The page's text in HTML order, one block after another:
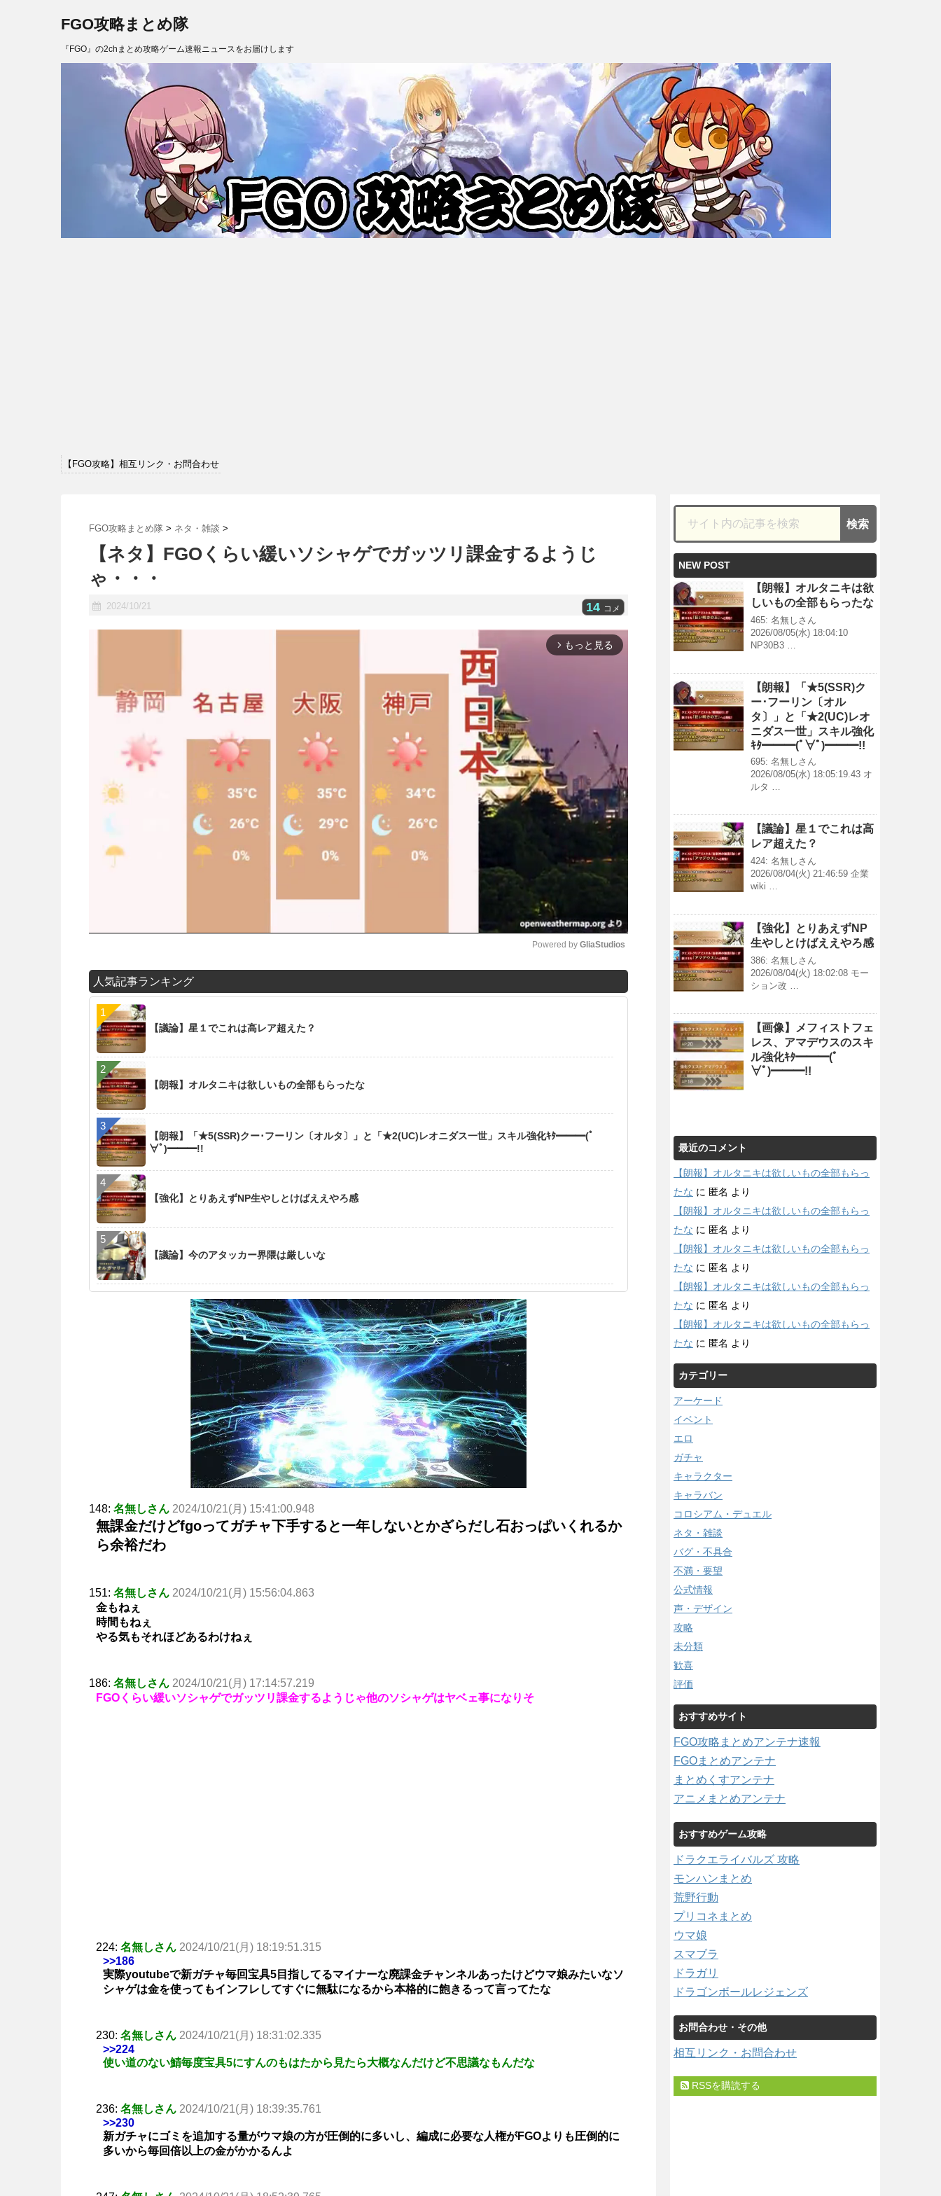
FGO攻略まとめ隊
『FGO』の2chまとめ攻略ゲーム速報ニュースをお届けします
【FGO攻略】相互リンク・お問合わせ
FGO攻略まとめ隊 > ネタ・雑談 >
【ネタ】FGOくらい緩いソシャゲでガッツリ課金するようじ
ゃ・・・
2024/10/21 14 コメ
arrow_forward_ios もっと見る
Powered by GliaStudios
人気記事ランキング
【議論】星１でこれは高レア超えた？
【朗報】オルタニキは欲しいもの全部もらったな
【朗報】「★5(SSR)クー･フーリン〔オルタ〕」と「★2(UC)レオニダス一世」スキル強化ｷﾀ━━━(ﾟ
∀ﾟ)━━━!!
【強化】とりあえずNP生やしとけばええやろ感
【議論】今のアタッカー界隈は厳しいな
148: 名無しさん 2024/10/21(月) 15:41:00.948
無課金だけどfgoってガチャ下手すると一年しないとかざらだし石おっぱいくれるか
ら余裕だわ
151: 名無しさん 2024/10/21(月) 15:56:04.863
金もねぇ
時間もねぇ
やる気もそれほどあるわけねぇ
186: 名無しさん 2024/10/21(月) 17:14:57.219
FGOくらい緩いソシャゲでガッツリ課金するようじゃ他のソシャゲはヤベェ事になりそ
224: 名無しさん 2024/10/21(月) 18:19:51.315
>>186
実際youtubeで新ガチャ毎回宝具5目指してるマイナーな廃課金チャンネルあったけどウマ娘みたいなソ
シャゲは金を使ってもインフレしてすぐに無駄になるから本格的に飽きるって言ってたな
230: 名無しさん 2024/10/21(月) 18:31:02.335
>>224
使い道のない鯖毎度宝具5にすんのもはたから見たら大概なんだけど不思議なもんだな
236: 名無しさん 2024/10/21(月) 18:39:35.761
>>230
新ガチャにゴミを追加する量がウマ娘の方が圧倒的に多いし、編成に必要な人権がFGOよりも圧倒的に
多いから毎回倍以上の金がかかるんよ
NEW POST
【朗報】オルタニキは欲
しいもの全部もらったな
465: 名無しさん
2026/08/05(水) 18:04:10
NP30B3 …
【朗報】「★5(SSR)ク
ー･フーリン〔オル
タ〕」と「★2(UC)レオ
ニダス一世」スキル強化
ｷﾀ━━━(ﾟ∀ﾟ)━━━!!
695: 名無しさん
2026/08/05(水) 18:05:19.43 オ
ルタ …
【議論】星１でこれは高
レア超えた？
424: 名無しさん
2026/08/04(火) 21:46:59 企業
wiki …
【強化】とりあえずNP
生やしとけばええやろ感
386: 名無しさん
2026/08/04(火) 18:02:08 モー
ション改 …
【画像】メフィストフェ
レス、アマデウスのスキ
ル強化ｷﾀ━━━(ﾟ
∀ﾟ)━━━!!
最近のコメント
【朗報】オルタニキは欲しいもの全部もらっ
たな に 匿名 より
【朗報】オルタニキは欲しいもの全部もらっ
たな に 匿名 より
【朗報】オルタニキは欲しいもの全部もらっ
たな に 匿名 より
【朗報】オルタニキは欲しいもの全部もらっ
たな に 匿名 より
【朗報】オルタニキは欲しいもの全部もらっ
たな に 匿名 より
カテゴリー
アーケード
イベント
エロ
ガチャ
キャラクター
キャラバン
コロシアム・デュエル
ネタ・雑談
バグ・不具合
不満・要望
公式情報
声・デザイン
攻略
未分類
歓喜
評価
おすすめサイト
FGO攻略まとめアンテナ速報
FGOまとめアンテナ
まとめくすアンテナ
アニメまとめアンテナ
おすすめゲーム攻略
ドラクエライバルズ 攻略
モンハンまとめ
荒野行動
プリコネまとめ
ウマ娘
スマブラ
ドラガリ
ドラゴンボールレジェンズ
お問合わせ・その他
相互リンク・お問合わせ
RSSを購読する